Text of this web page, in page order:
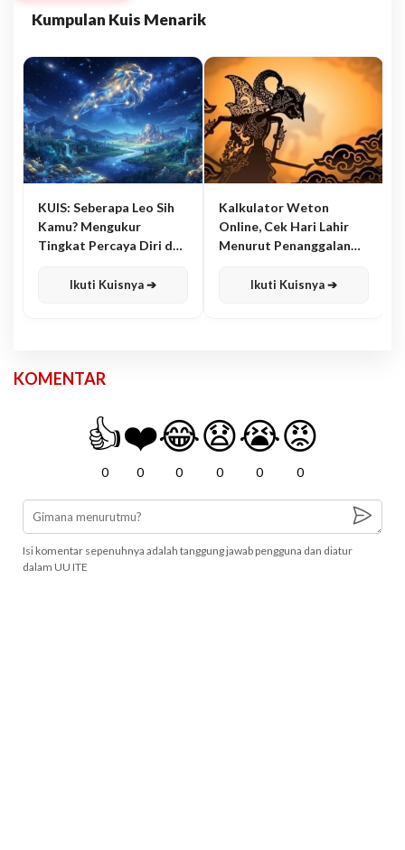
Kumpulan Kuis Menarik
KUIS: Seberapa Leo Sih
Kamu? Mengukur
Tingkat Percaya Diri dan
Ikuti Kuisnya ➔
Kalkulator Weton
Online, Cek Hari Lahir
Menurut Penanggalan
Ikuti Kuisnya ➔
KOMENTAR
👍
0
❤️
0
😂
0
😧
0
😭
0
😡
0
Isi komentar sepenuhnya adalah tanggung jawab pengguna dan diatur
dalam UU ITE